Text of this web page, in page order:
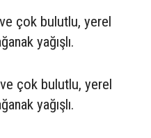
çok bulutlu, yerel
yağışlı.
çok bulutlu, yerel
yağışlı.